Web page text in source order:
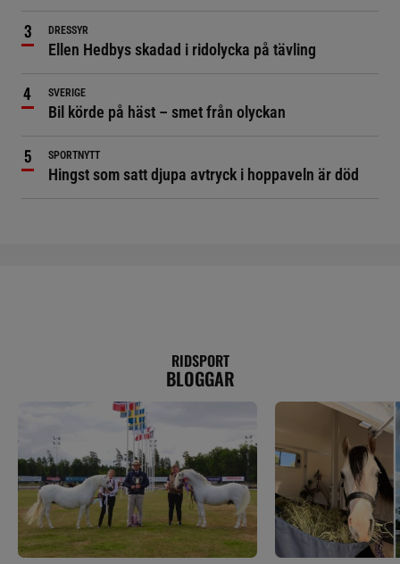
DRESSYR
Ellen Hedbys skadad i ridolycka på tävling
SVERIGE
Bil körde på häst – smet från olyckan
SPORTNYTT
Hingst som satt djupa avtryck i hoppaveln är död
RIDSPORT
BLOGGAR